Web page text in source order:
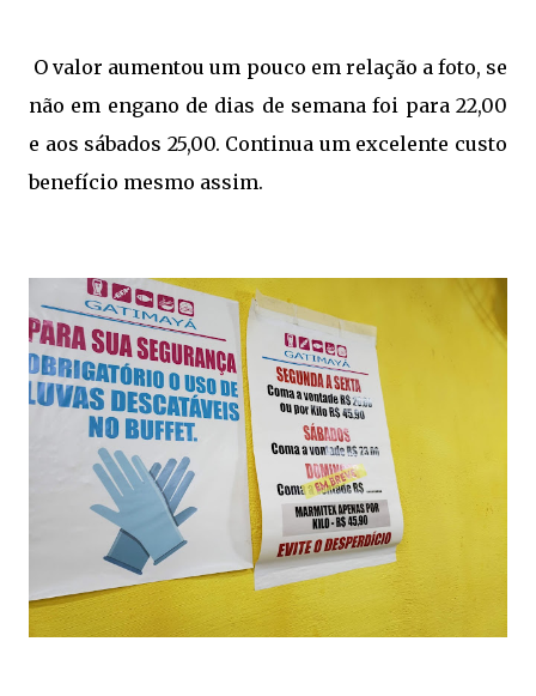
O valor aumentou um pouco em relação a foto, se
não em engano de dias de semana foi para 22,00
e aos sábados 25,00. Continua um excelente custo
benefício mesmo assim.